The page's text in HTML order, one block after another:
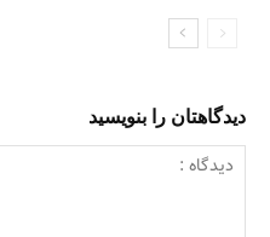
دیدگاهتان را بنویسید